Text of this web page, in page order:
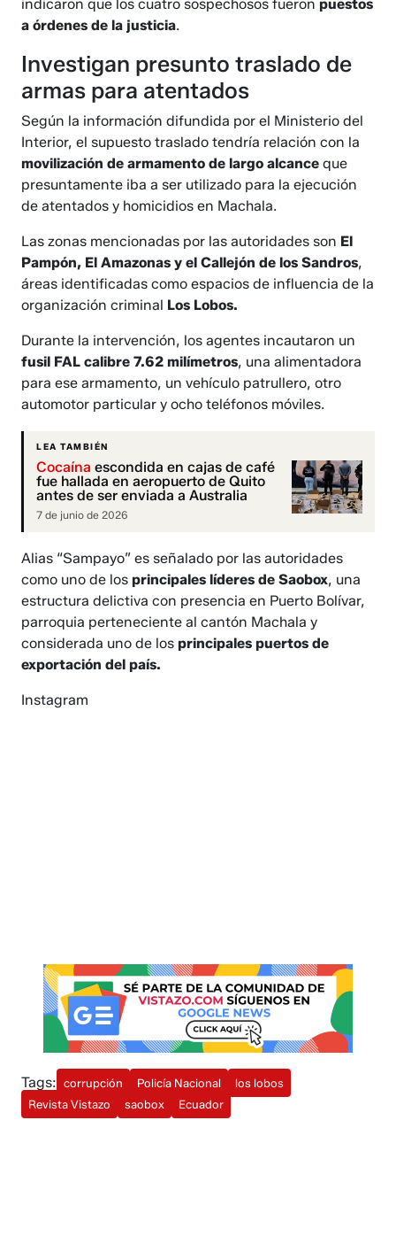
indicaron que los cuatro sospechosos fueron puestos
a órdenes de la justicia.
Investigan presunto traslado de
armas para atentados
Según la información difundida por el Ministerio del
Interior, el supuesto traslado tendría relación con la
movilización de armamento de largo alcance que
presuntamente iba a ser utilizado para la ejecución
de atentados y homicidios en Machala.
Las zonas mencionadas por las autoridades son El
Pampón, El Amazonas y el Callejón de los Sandros,
áreas identificadas como espacios de influencia de la
organización criminal Los Lobos.
Durante la intervención, los agentes incautaron un
fusil FAL calibre 7.62 milímetros, una alimentadora
para ese armamento, un vehículo patrullero, otro
automotor particular y ocho teléfonos móviles.
LEA TAMBIÉN
Cocaína escondida en cajas de café
fue hallada en aeropuerto de Quito
antes de ser enviada a Australia
7 de junio de 2026
Alias “Sampayo” es señalado por las autoridades
como uno de losprincipales líderes de Saobox, una
estructura delictiva con presencia en Puerto Bolívar,
parroquia perteneciente al cantón Machala y
considerada uno de los principales puertos de
exportación del país.
Instagram
Tags: corrupción Policía Nacional
los lobos
Revista Vistazo
saobox Ecuador